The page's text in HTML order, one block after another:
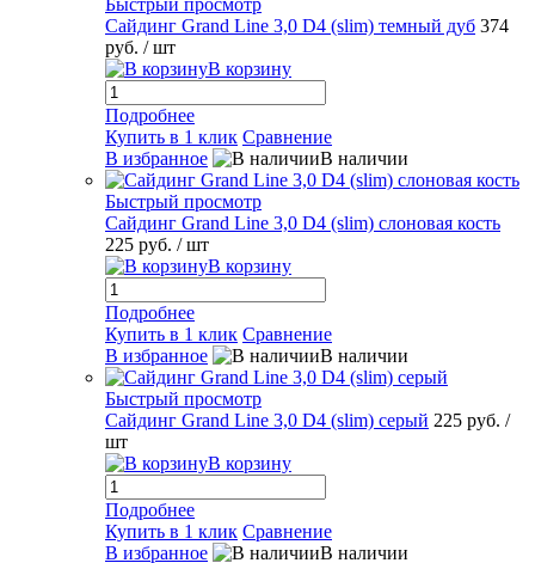
Быстрый просмотр
Сайдинг Grand Line 3,0 D4 (slim) темный дуб 374
руб. / шт
В корзину
Подробнее
Купить в 1 клик Сравнение
В избранное
В наличии
Быстрый просмотр
Сайдинг Grand Line 3,0 D4 (slim) слоновая кость
225 руб. / шт
В корзину
Подробнее
Купить в 1 клик Сравнение
В избранное
В наличии
Быстрый просмотр
Сайдинг Grand Line 3,0 D4 (slim) серый 225 руб. /
шт
В корзину
Подробнее
Купить в 1 клик Сравнение
В избранное
В наличии